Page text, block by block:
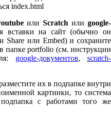
index.html
илиScratch или google-
вставки на сайт (обычно он
Share или Embed) и сохраните
папке port­fo­lio (см. инструкции
google-документов,scratch-
их в подпапке внутри
картинки, то система
с работами того же